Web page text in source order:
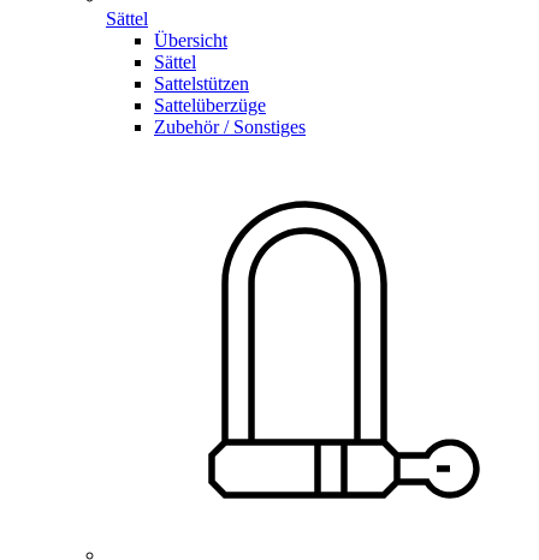
Sättel
Übersicht
Sättel
Sattelstützen
Sattelüberzüge
Zubehör / Sonstiges